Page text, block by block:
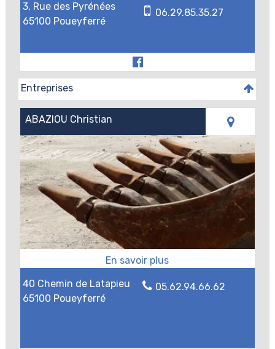
3, Rue des Pyrénées
65100 Poueyferré
06.29.85.35.27
Entreprises
ABAZIOU Christian
40 Chemin de Latapieu
65100 Poueyferré
05.62.94.66.62